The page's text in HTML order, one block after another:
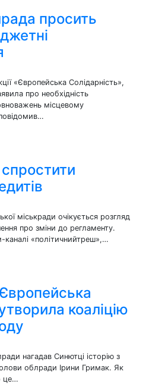
просить
«Європейська Солідарність»,
про необхідність
місцевому
міськради очікується розгляд
про зміни до регламенту.
«політичнийтреш»,…
коаліцію
нагадав Синютці історію з
облради Ірини Гримак. Як
це…